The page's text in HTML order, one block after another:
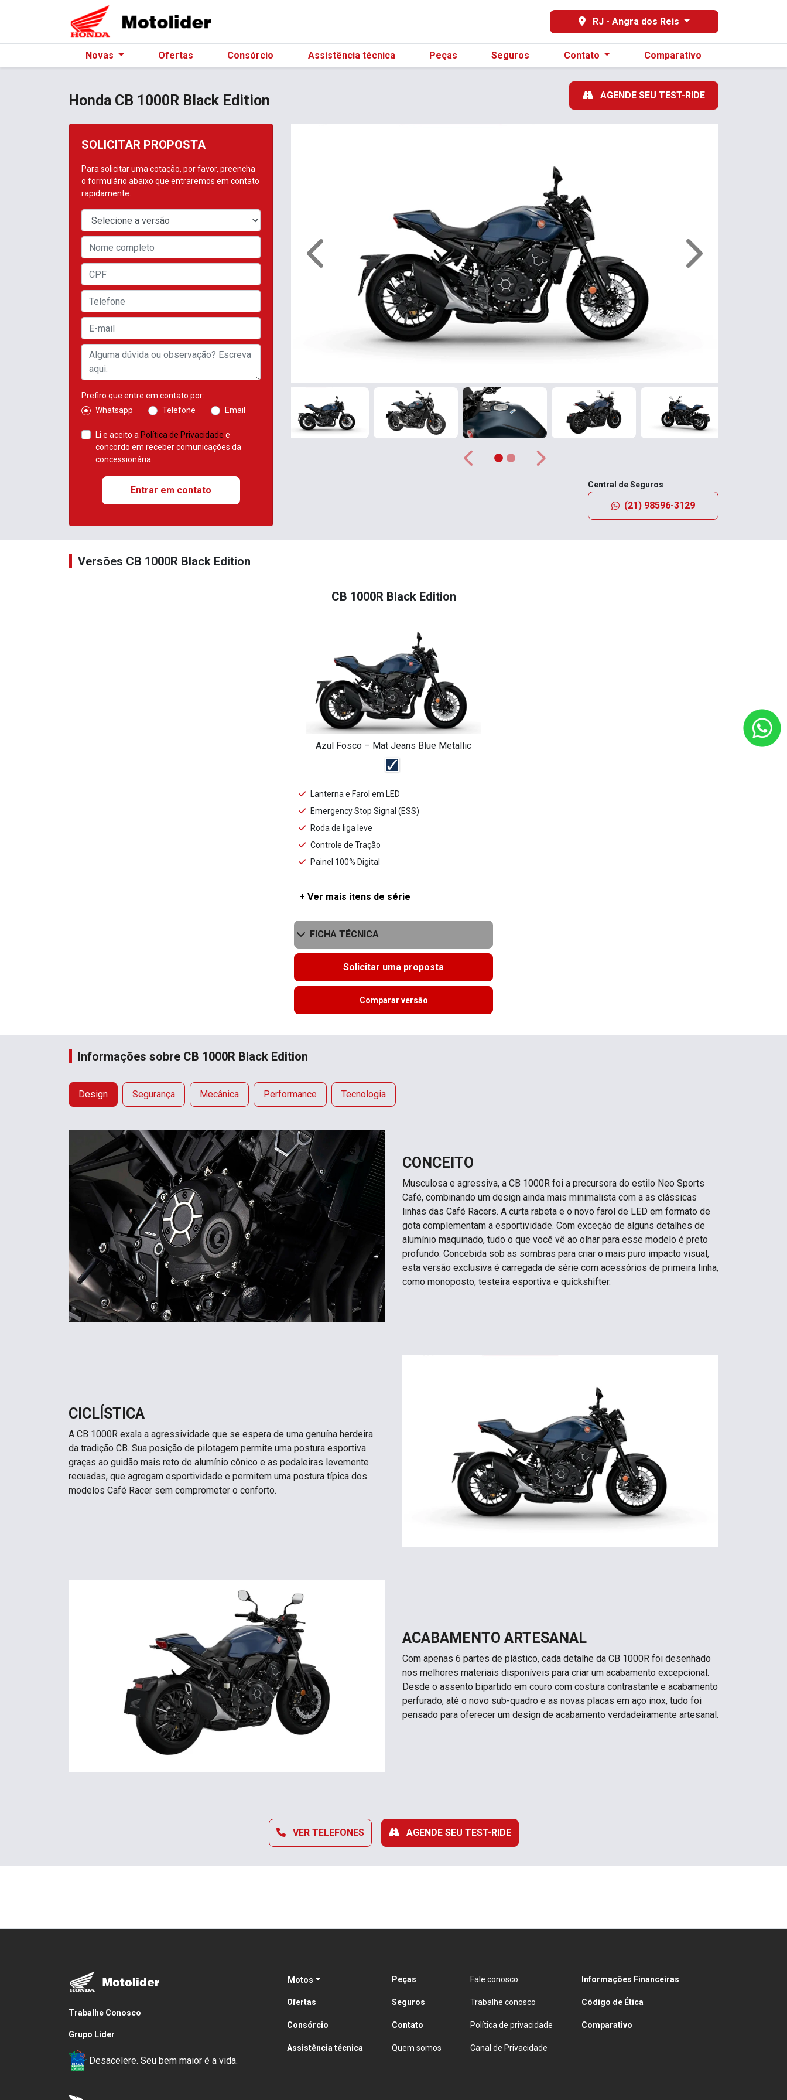
RJ - Angra dos Reis
Novas Ofertas Consórcio Assistência técnica Peças Seguros Contato Comparativo
Honda CB 1000R Black Edition AGENDE SEU TEST-RIDE
SOLICITAR PROPOSTA
Para solicitar uma cotação, por favor, preencha
o formulário abaixo que entraremos em contato
rapidamente.
Prefiro que entre em contato por:
Whatsapp
Telefone Email
Li e aceito a Política de Privacidade e
concordo em receber comunicações da
concessionária.
Entrar em contato
Anterior Próximo
Anterior Próximo
Central de Seguros
(21) 98596-3129
Versões CB 1000R Black Edition
CB 1000R Black Edition
Azul Fosco – Mat Jeans Blue Metallic
Lanterna e Farol em LED
Emergency Stop Signal (ESS)
Roda de liga leve
Controle de Tração
Painel 100% Digital
+ Ver mais itens de série
FICHA TÉCNICA
Solicitar uma proposta
Comparar versão
Informações sobre CB 1000R Black Edition
Design Segurança Mecânica Performance Tecnologia
CONCEITO
Musculosa e agressiva, a CB 1000R foi a precursora do estilo Neo Sports
Café, combinando um design ainda mais minimalista com a as clássicas
linhas das Café Racers. A curta rabeta e o novo farol de LED em formato de
gota complementam a esportividade. Com exceção de alguns detalhes de
alumínio maquinado, tudo o que você vê ao olhar para esse modelo é preto
profundo. Concebida sob as sombras para criar o mais puro impacto visual,
esta versão exclusiva é carregada de série com acessórios de primeira linha,
como monoposto, testeira esportiva e quickshifter.
CICLÍSTICA
A CB 1000R exala a agressividade que se espera de uma genuína herdeira
da tradição CB. Sua posição de pilotagem permite uma postura esportiva
graças ao guidão mais reto de alumínio cônico e as pedaleiras levemente
recuadas, que agregam esportividade e permitem uma postura típica dos
modelos Café Racer sem comprometer o conforto.
ACABAMENTO ARTESANAL
Com apenas 6 partes de plástico, cada detalhe da CB 1000R foi desenhado
nos melhores materiais disponíveis para criar um acabamento excepcional.
Desde o assento bipartido em couro com costura contrastante e acabamento
perfurado, até o novo sub-quadro e as novas placas em aço inox, tudo foi
pensado para oferecer um design de acabamento verdadeiramente artesanal.
VER TELEFONES AGENDE SEU TEST-RIDE
Trabalhe Conosco
Grupo Líder
Desacelere. Seu bem maior é a vida.
Motos
Ofertas
Consórcio
Assistência técnica
Peças
Seguros
Contato
Quem somos
Fale conosco
Trabalhe conosco
Política de privacidade
Canal de Privacidade
Informações Financeiras
Código de Ética
Comparativo